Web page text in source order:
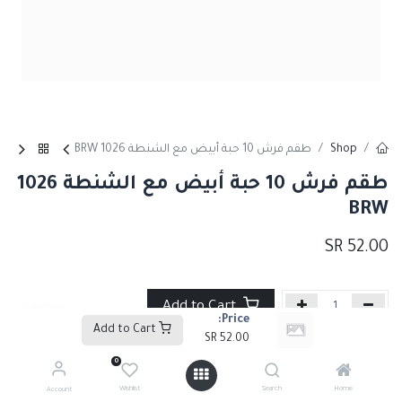
Price:
52.00
Home
Search
0
Wishlist
Account
Shop طقم فرش 10 حبة أبيض مع الشنطة 1026 BRW
طقم فرش 10 حبة أبيض مع الشنطة 1026
BRW
52.00
Add to Cart